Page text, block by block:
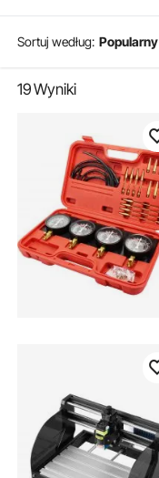
Sortuj według: Popularny
19Wyniki